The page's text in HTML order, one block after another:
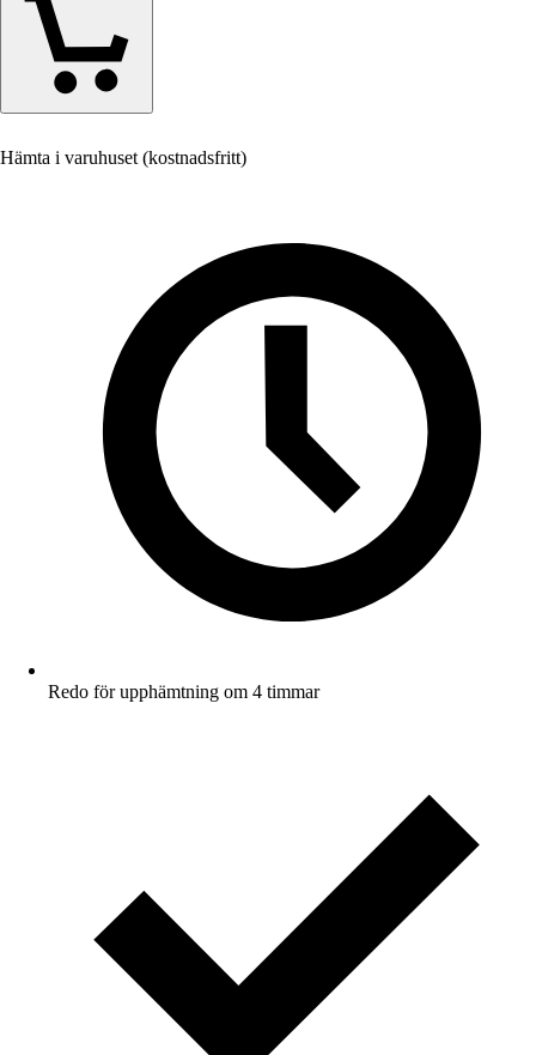
Hämta i varuhuset (kostnadsfritt)
Redo för upphämtning om 4 timmar